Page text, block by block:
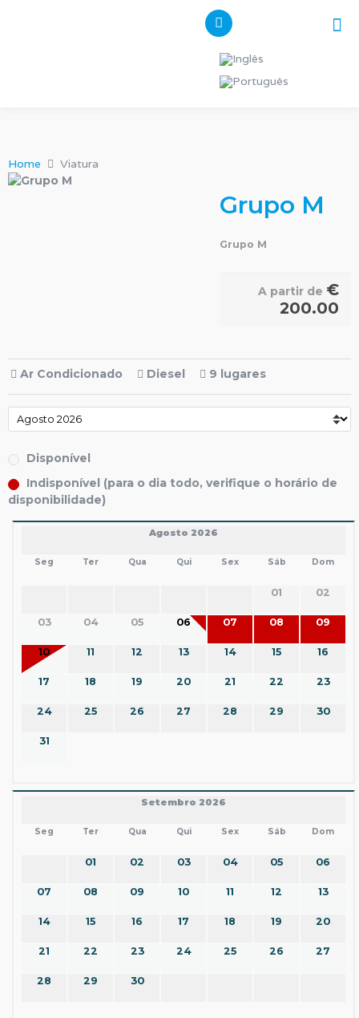
Home Viatura
Grupo M
Grupo M
A partir de €
200.00
Ar Condicionado Diesel 9 lugares
Disponível
Indisponível (para o dia todo, verifique o horário de
disponibilidade)
Agosto 2026
Seg Ter Qua Qui Sex Sáb Dom
01 02
03 04 05 06 07 08 09
10 11 12 13 14 15 16
17 18 19 20 21 22 23
24 25 26 27 28 29 30
31
Setembro 2026
Seg Ter Qua Qui Sex Sáb Dom
01 02 03 04 05 06
07 08 09 10 11 12 13
14 15 16 17 18 19 20
21 22 23 24 25 26 27
28 29 30